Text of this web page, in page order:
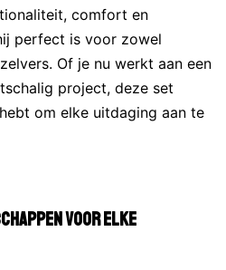
comfort en
perfect is voor zowel
Of je nu werkt aan een
project, deze set
om elke uitdaging aan te
voor Elke